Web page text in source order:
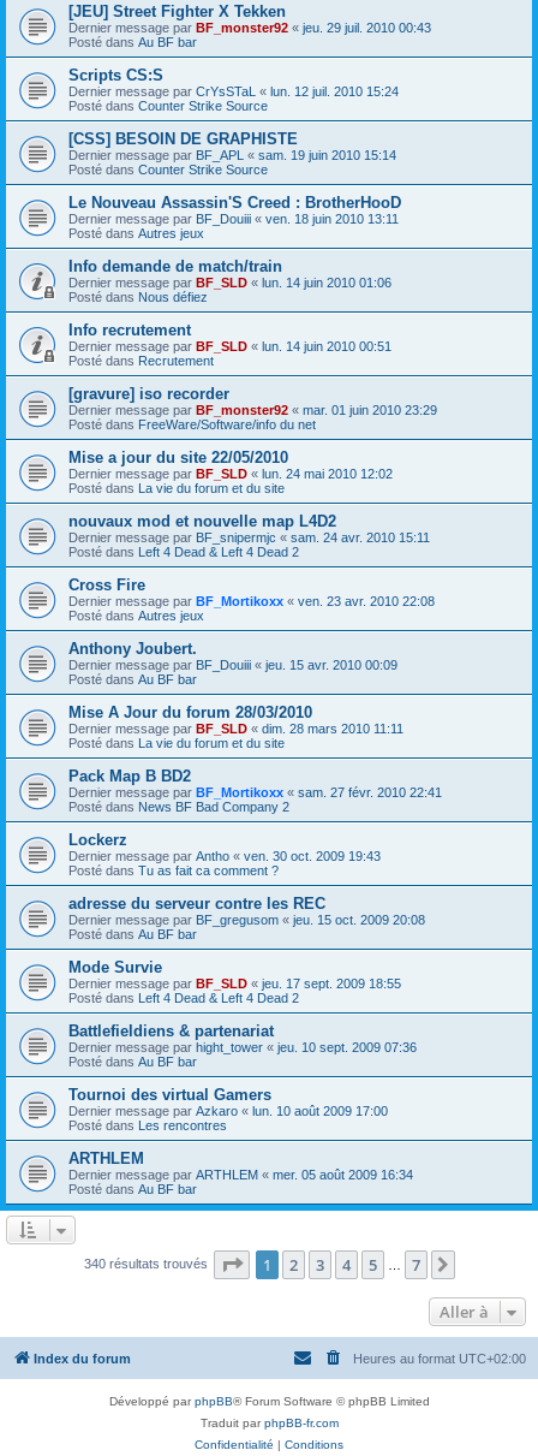
[JEU] Street Fighter X Tekken
Dernier message par BF_monster92 « jeu. 29 juil. 2010 00:43
Posté dans Au BF bar
Scripts CS:S
Dernier message par CrYsSTaL « lun. 12 juil. 2010 15:24
Posté dans Counter Strike Source
[CSS] BESOIN DE GRAPHISTE
Dernier message par BF_APL « sam. 19 juin 2010 15:14
Posté dans Counter Strike Source
Le Nouveau Assassin'S Creed : BrotherHooD
Dernier message par BF_Douiii « ven. 18 juin 2010 13:11
Posté dans Autres jeux
Info demande de match/train
Dernier message par BF_SLD « lun. 14 juin 2010 01:06
Posté dans Nous défiez
Info recrutement
Dernier message par BF_SLD « lun. 14 juin 2010 00:51
Posté dans Recrutement
[gravure] iso recorder
Dernier message par BF_monster92 « mar. 01 juin 2010 23:29
Posté dans FreeWare/Software/info du net
Mise a jour du site 22/05/2010
Dernier message par BF_SLD « lun. 24 mai 2010 12:02
Posté dans La vie du forum et du site
nouvaux mod et nouvelle map L4D2
Dernier message par BF_snipermjc « sam. 24 avr. 2010 15:11
Posté dans Left 4 Dead & Left 4 Dead 2
Cross Fire
Dernier message par BF_Mortikoxx « ven. 23 avr. 2010 22:08
Posté dans Autres jeux
Anthony Joubert.
Dernier message par BF_Douiii « jeu. 15 avr. 2010 00:09
Posté dans Au BF bar
Mise A Jour du forum 28/03/2010
Dernier message par BF_SLD « dim. 28 mars 2010 11:11
Posté dans La vie du forum et du site
Pack Map B BD2
Dernier message par BF_Mortikoxx « sam. 27 févr. 2010 22:41
Posté dans News BF Bad Company 2
Lockerz
Dernier message par Antho « ven. 30 oct. 2009 19:43
Posté dans Tu as fait ca comment ?
adresse du serveur contre les REC
Dernier message par BF_gregusom « jeu. 15 oct. 2009 20:08
Posté dans Au BF bar
Mode Survie
Dernier message par BF_SLD « jeu. 17 sept. 2009 18:55
Posté dans Left 4 Dead & Left 4 Dead 2
Battlefieldiens & partenariat
Dernier message par hight_tower « jeu. 10 sept. 2009 07:36
Posté dans Au BF bar
Tournoi des virtual Gamers
Dernier message par Azkaro « lun. 10 août 2009 17:00
Posté dans Les rencontres
ARTHLEM
Dernier message par ARTHLEM « mer. 05 août 2009 16:34
Posté dans Au BF bar
340 résultats trouvés Page 1sur7
1 2 3 4 5 7
Aller à
Index du forum Heures au format UTC+02:00
Développé parphpBB® Forum Software © phpBB Limited
Traduit parphpBB-fr.com
Confidentialité | Conditions